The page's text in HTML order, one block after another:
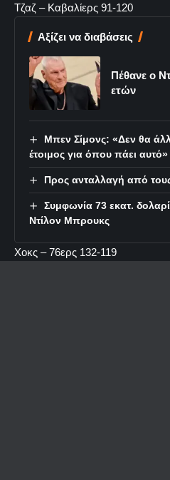
Τζαζ – Καβαλίερς 91-120
Αξίζει να διαβάσεις
Πέθανε ο
ετών
Μπεν Σίμονς: «Δεν θα
έτοιμος για όπου πάει αυτό»
Προς ανταλλαγή από
Συμφωνία 73 εκατ.
Ντίλον Μπρουκς
Χοκς – 76ερς 132-119